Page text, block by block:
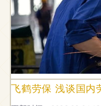
飞鹤劳保 浅谈国内